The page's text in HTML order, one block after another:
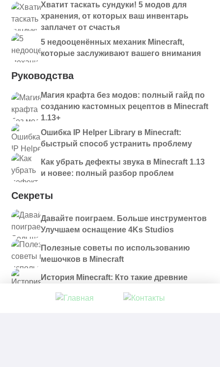
Хватит таскать сундуки! 5 модов для
хранения, от которых ваш инвентарь
заплачет от счастья
5 недооценённых механик Minecraft,
которые заслуживают вашего внимания
Руководства
Магия крафта без модов: полный гайд по
созданию кастомных рецептов в Minecraft
1.13+
Ошибка IP Helper Library в Minecraft:
быстрый способ устранить проблему
Как убрать дефекты звука в Minecraft 1.13
и новее: полный разбор проблем
Секреты
Давайте поиграем. Больше инструментов
Улучшаем оснащение 4Ks Studios
Полезные советы по использованию
мешочков в Minecraft
История Minecraft: Кто такие древние